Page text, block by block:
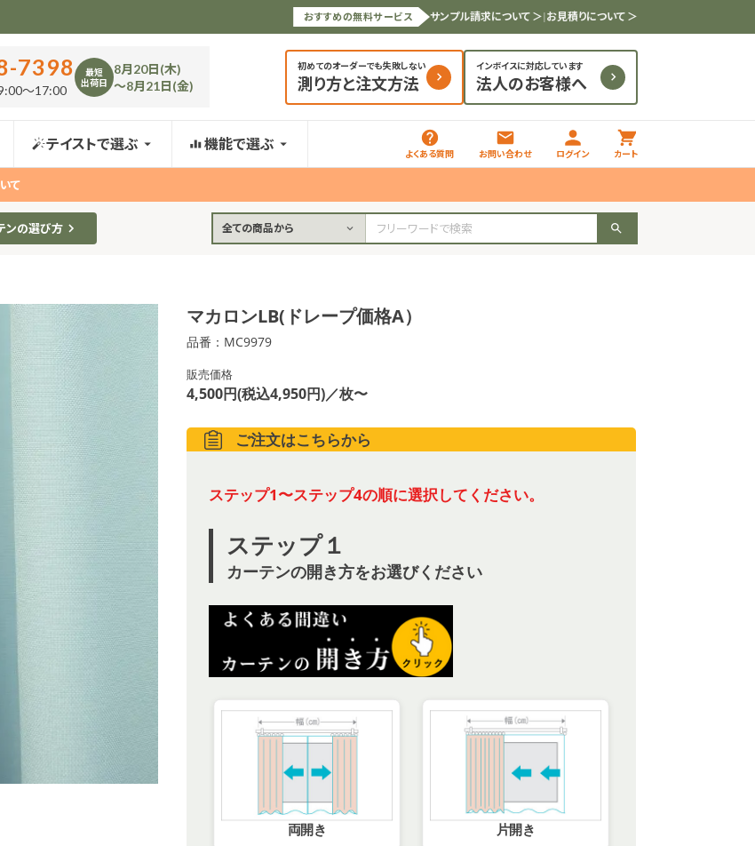
おすすめの無料サービス サンプル請求について ＞|お見積りについて ＞
7398
〜17:00
最短
出荷日
8月20日(木)
〜8月21日(金)
初めてのオーダーでも失敗しない
測り方と注文方法
インボイスに対応しています
法人のお客様へ
テイストで選ぶ 機能で選ぶ
よくある質問 お問い合わせ ログイン カート
て
ンの選び方 全ての商品から
マカロンLB(ドレープ価格A）
品番：MC9979
販売価格
4,500円(税込4,950円)／枚〜
ご注文はこちらから
ステップ1〜ステップ4の順に選択してください。
ステップ１
カーテンの開き方をお選びください
両開き 片開き